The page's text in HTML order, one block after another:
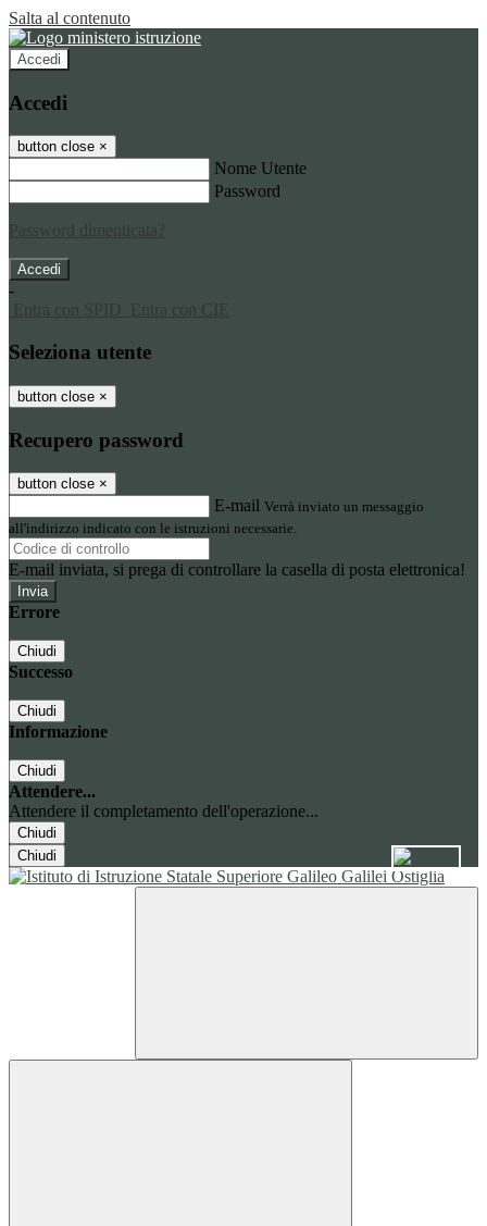
Salta al contenuto
Accedi
Accedi
button close ×
Nome Utente
Password
Password dimenticata?
-
Entra con SPID
Entra con CIE
Seleziona utente
button close ×
Recupero password
button close ×
E-mail Verrà inviato un messaggio
all'indirizzo indicato con le istruzioni necessarie.
E-mail inviata, si prega di controllare la casella di posta elettronica!
Errore
Chiudi
Successo
Chiudi
Informazione
Chiudi
Attendere...
Attendere il completamento dell'operazione...
Chiudi
Chiudi